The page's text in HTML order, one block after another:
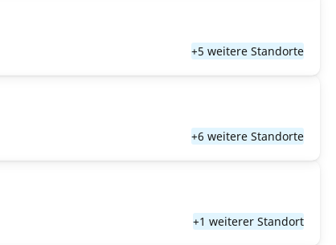
+5 weitere Standorte
+6 weitere Standorte
+1 weiterer Standort